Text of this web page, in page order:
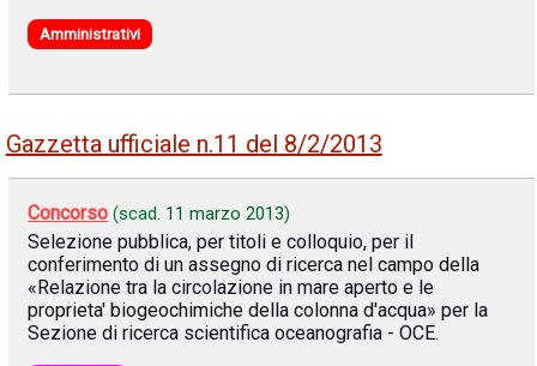
Amministrativi
Gazzetta ufficiale n.11 del 8/2/2013
Concorso (scad. 11 marzo 2013)
Selezione pubblica, per titoli e colloquio, per il
conferimento di un assegno di ricerca nel campo della
«Relazione tra la circolazione in mare aperto e le
proprieta' biogeochimiche della colonna d'acqua» per la
Sezione di ricerca scientifica oceanografia - OCE.